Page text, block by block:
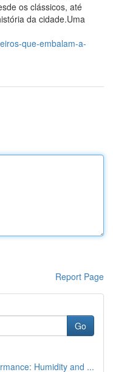
os clássicos, até
da cidade.Uma
que-embalam-a-
Report Page
Go
Humidity and ...